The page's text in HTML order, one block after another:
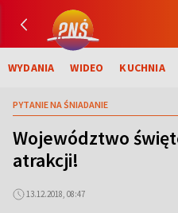
WYDANIA WIDEO KUCHNIA
PYTANIE NA ŚNIADANIE
Województwo
atrakcji!
13.12.2018, 08:47